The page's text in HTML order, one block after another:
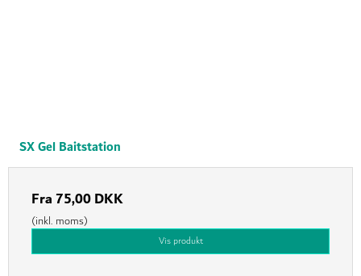
SX Gel Baitstation
Fra75,00 DKK
(inkl. moms)
Vis produkt